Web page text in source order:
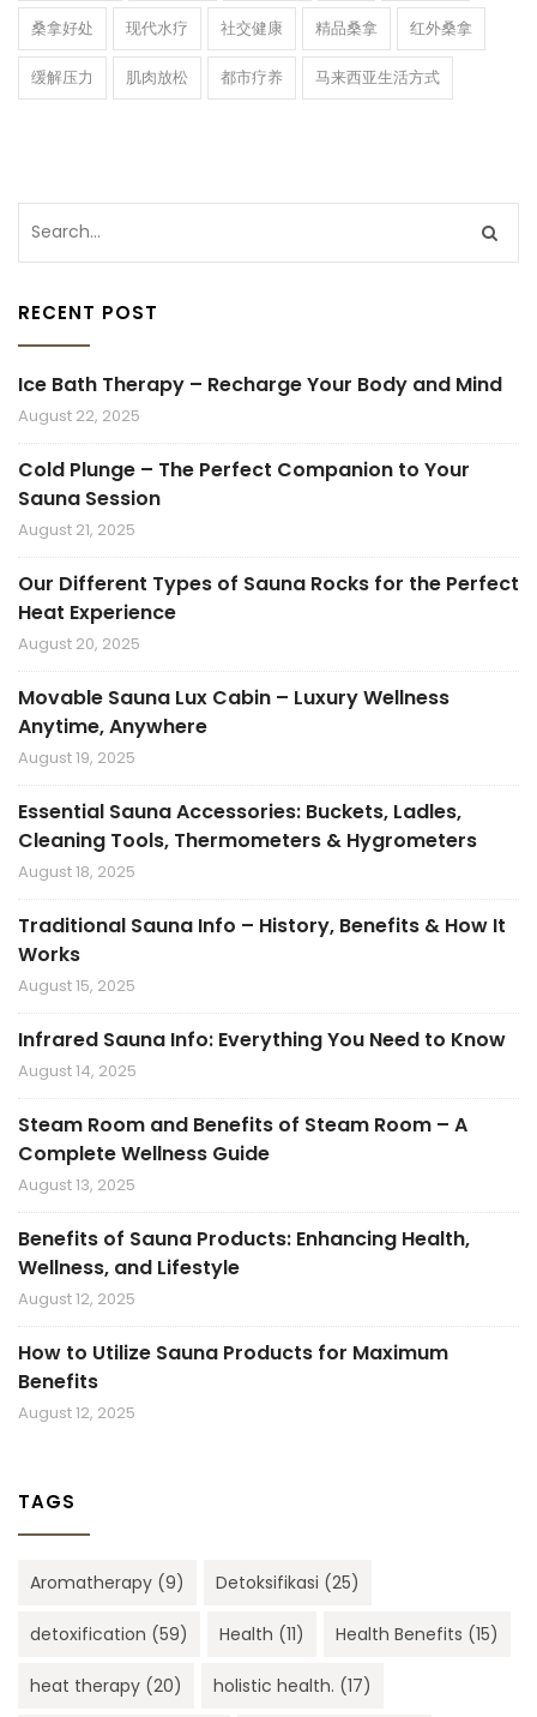
桑拿好处 现代水疗 社交健康 精品桑拿 红外桑拿
缓解压力 肌肉放松 都市疗养 马来西亚生活方式
RECENT POST
Ice Bath Therapy – Recharge Your Body and Mind
August 22, 2025
Cold Plunge – The Perfect Companion to Your
Sauna Session
August 21, 2025
Our Different Types of Sauna Rocks for the Perfect
Heat Experience
August 20, 2025
Movable Sauna Lux Cabin – Luxury Wellness
Anytime, Anywhere
August 19, 2025
Essential Sauna Accessories: Buckets, Ladles,
Cleaning Tools, Thermometers & Hygrometers
August 18, 2025
Traditional Sauna Info – History, Benefits & How It
Works
August 15, 2025
Infrared Sauna Info: Everything You Need to Know
August 14, 2025
Steam Room and Benefits of Steam Room – A
Complete Wellness Guide
August 13, 2025
Benefits of Sauna Products: Enhancing Health,
Wellness, and Lifestyle
August 12, 2025
How to Utilize Sauna Products for Maximum
Benefits
August 12, 2025
TAGS
Aromatherapy (9) Detoksifikasi (25)
detoxification (59) Health (11) Health Benefits (15)
heat therapy (20) holistic health. (17)